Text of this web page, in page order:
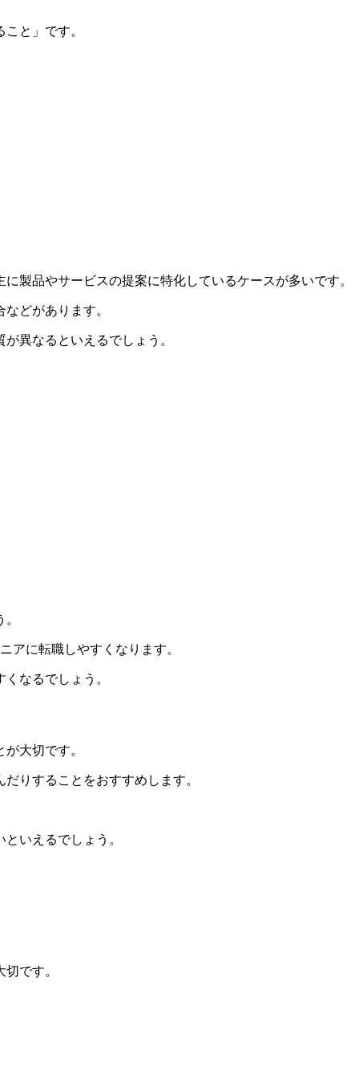
と」です。​
に製品やサービスの提案に特化しているケースが多い​​です。​
どがあります。​
異なるといえるでしょう。
アに転職しやすくなります。
なるでしょう。​
が大切​​です。​
りすることをおすすめします。​
​​といえるでしょう。​
です。​